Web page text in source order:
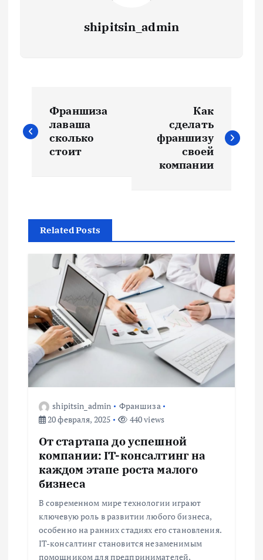
shipitsin_admin
а
г
а
и
я
п
о
Франшиза
лаваша
сколько
стоит
Как
сделать
франшизу
своей
компании
Related Posts
shipitsin_admin
Франшиза
20 февраля, 2025
440 views
От стартапа до успешной
компании: IT-консалтинг на
каждом этапе роста малого
бизнеса
В современном мире технологии играют
ключевую роль в развитии любого бизнеса,
особенно на ранних стадиях его становления.
IT-консалтинг становится незаменимым
помощником для предпринимателей,